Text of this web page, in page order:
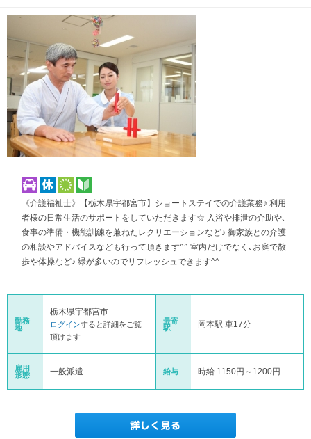
《介護福祉士》【栃木県宇都宮市】ショートステイでの介護業務♪ 利用
者様の日常生活のサポートをしていただきます☆ 入浴や排泄の介助や､
食事の準備・機能訓練を兼ねたレクリエーションなど♪ 御家族との介護
の相談やアドバイスなども行って頂きます^^ 室内だけでなく､お庭で散
歩や体操など♪ 緑が多いのでリフレッシュできます^^
勤務
地
栃木県宇都宮市
ログインすると詳細をご覧
頂けます
最寄
駅
岡本駅 車17分
雇用
形態
一般派遣 給与 時給 1150円～1200円